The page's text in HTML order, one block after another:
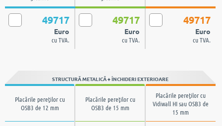
49717
Euro
cu TVA.
49717
Euro
cu TVA.
49717
Euro
cu TVA.
STRUCTURĂ METALICĂ + ÎNCHIDERI EXTERIOARE
Placările pereţilor cu
OSB3 de 12 mm
Placările pereţilor cu
OSB3 de 15 mm
Placările pereţilor cu
Vidiwall HI sau OSB3 de
15 mm